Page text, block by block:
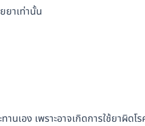
ยาเท่านั้น
เอง เพราะอาจเกิดการใช้ยาผิดโร